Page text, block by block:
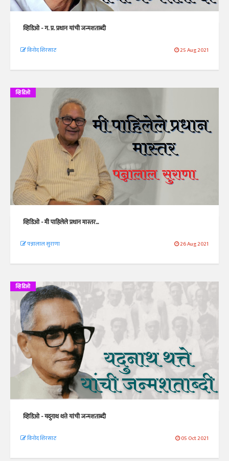
व्हिडिओ - ग. प्र. प्रधान यांची जन्मशताब्दी
विनोद शिरसाठ 25 Aug 2021
व्हिडिओ
व्हिडिओ - मी पाहिलेले प्रधान मास्तर...
पन्नालाल सुराणा 26 Aug 2021
व्हिडिओ
व्हिडिओ - यदुनाथ थत्ते यांची जन्मशताब्दी
विनोद शिरसाठ 05 Oct 2021